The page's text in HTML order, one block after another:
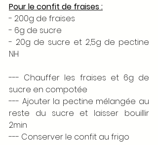
Pour le confit de fraises :
- 200g de fraises
- 6g de sucre
- 20g de sucre et 2,5g de pectine
NH
--- Chauffer les fraises et 6g de
sucre en compotée
--- Ajouter la pectine mélangée au
reste du sucre et laisser bouillir
2min
--- Conserver le confit au frigo